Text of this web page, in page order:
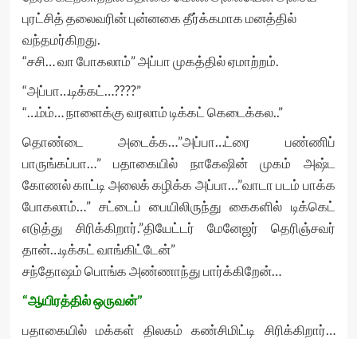
புரட்சித் தலைவரின் புன்னகை தீர்க்கமாக மனத்தில்
வந்தமர்கிறது.
“சசி… வா போகலாம்” அப்பா முகத்தில் ஏமாற்றம்.
“அப்பா…டிக்கட்…????”
“…ம்ம்… நாளைக்கு வரலாம் டிக்கட் கெடைக்கல..”
தொண்டை அடைக்க…”அப்பா…ட்ரை பண்ணிப்
பாருங்கப்பா…” பதாகையில் நாகேஷின் முகம் அஷ்ட
கோணல் காட்டி அலைக் கழிக்க அப்பா…”வாடா படம் பாக்க
போகலாம்…” சட்டைப் பையிலிருந்து கைகளில் டிக்கெட்
எடுத்து சிரிக்கிறார்.”தியேட்டர் மேனேஜர் தெரிஞ்சவர்
தான்…டிக்கட் வாங்கிட்டேன்”
சந்தோஷம் பொங்க அண்ணாந்து பார்க்கிறேன்…
“ஆயிரத்தில் ஒருவன்”
பதாகையில் மக்கள் திலகம் கண்சிமிட்டி சிரிக்கிறார்…